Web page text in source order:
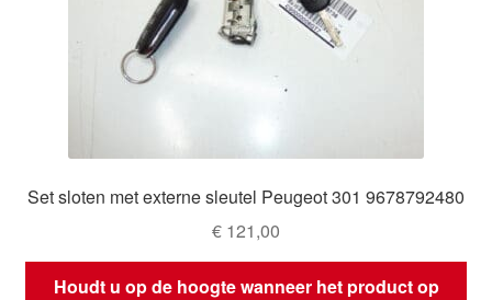
Set sloten met externe sleutel Peugeot 301 9678792480
€ 121,00
Houdt u op de hoogte wanneer het product op